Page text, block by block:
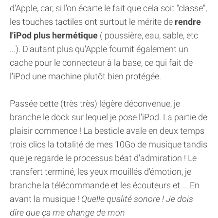
d'Apple, car, si l'on écarte le fait que cela soit "classe",
les touches tactiles ont surtout le mérite de rendre
l'iPod plus hermétique ( poussière, eau, sable, etc
...). D'autant plus qu'Apple fournit également un
cache pour le connecteur à la base, ce qui fait de
l'iPod une machine plutôt bien protégée.
Passée cette (très très) légère déconvenue, je
branche le dock sur lequel je pose l'iPod. La partie de
plaisir commence ! La bestiole avale en deux temps
trois clics la totalité de mes 10Go de musique tandis
que je regarde le processus béat d'admiration ! Le
transfert terminé, les yeux mouillés d'émotion, je
branche la télécommande et les écouteurs et ... En
avant la musique ! Quelle qualité sonore ! Je dois
dire que ça me change de mon